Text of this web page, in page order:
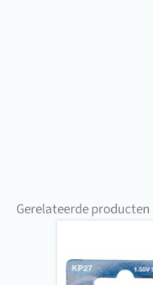
Gerelateerde producten